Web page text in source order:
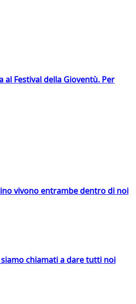
Festival della Gioventù. Per
vivono entrambe dentro di noi
chiamati a dare tutti noi